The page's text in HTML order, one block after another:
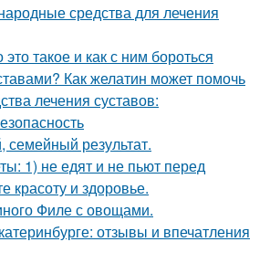
средства для лечения
такое и как с ним бороться
Как желатин может помочь
лечения суставов:
семейный результат.
1) не едят и не пьют перед
красоту и здоровье.
Филе с овощами.
отзывы и впечатления